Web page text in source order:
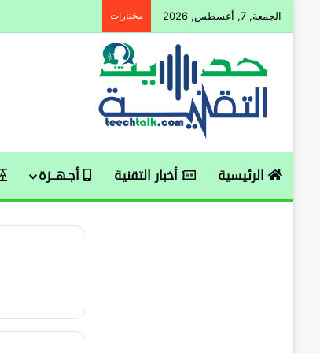
الجمعة, 7, أغسطس, 2026 مختارات
الرئيسية أخبار التقنية أجـهــزة